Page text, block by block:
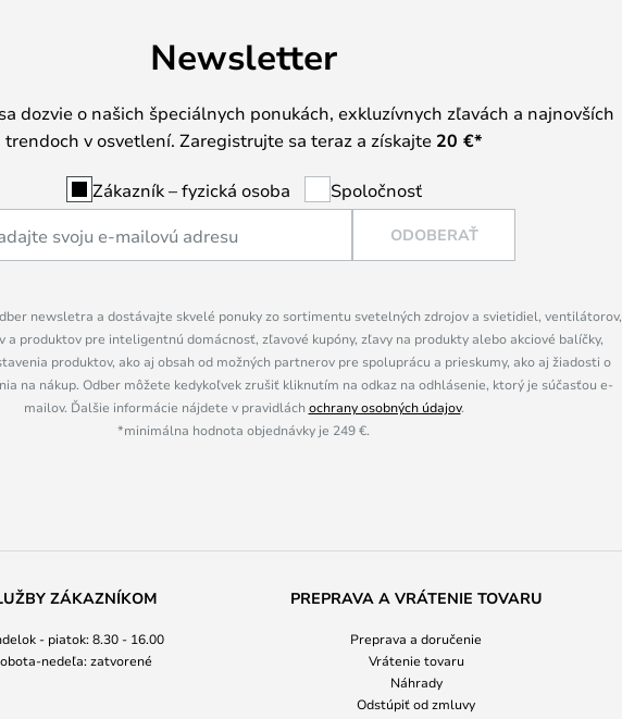
Newsletter
dozvie o našich špeciálnych ponukách, exkluzívnych zľavách a najnovších
trendoch v osvetlení. Zaregistrujte sa teraz a získajte 20 €*
Zákazník – fyzická osoba Spoločnosť
ODOBERAŤ
newsletra a dostávajte skvelé ponuky zo sortimentu svetelných zdrojov a svietidiel, ventilátorov,
a produktov pre inteligentnú domácnosť, zľavové kupóny, zľavy na produkty alebo akciové balíčky,
produktov, ako aj obsah od možných partnerov pre spoluprácu a prieskumy, ako aj žiadosti o
na nákup. Odber môžete kedykoľvek zrušiť kliknutím na odkaz na odhlásenie, ktorý je súčasťou e-
mailov. Ďalšie informácie nájdete v pravidláchochrany osobných údajov.
*minimálna hodnota objednávky je 249 €.
ZÁKAZNÍKOM
- piatok: 8.30 - 16.00
nedeľa: zatvorené
PREPRAVA A VRÁTENIE TOVARU
Preprava a doručenie
Vrátenie tovaru
Náhrady
Odstúpiť od zmluvy